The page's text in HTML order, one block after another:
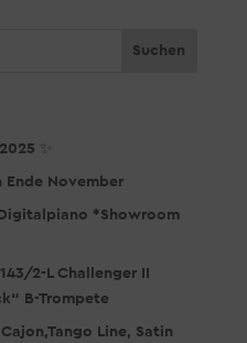
✨
Ende November
Digitalpiano *Showroom
2-L Challenger II
B-Trompete
Cajon,Tango Line, Satin